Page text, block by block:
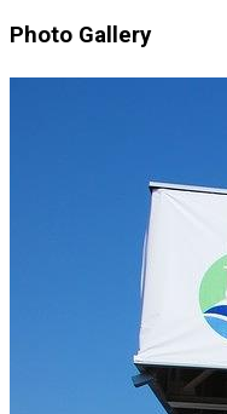
Photo Gallery